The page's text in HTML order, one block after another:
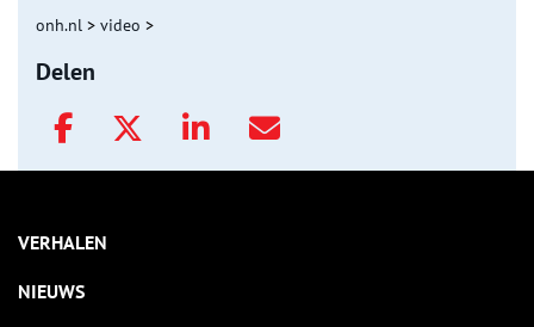
onh.nl > video >
Delen
VERHALEN
NIEUWS